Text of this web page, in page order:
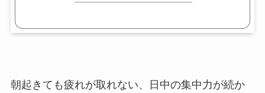
朝起きても疲れが取れない、日中の集中力が続か